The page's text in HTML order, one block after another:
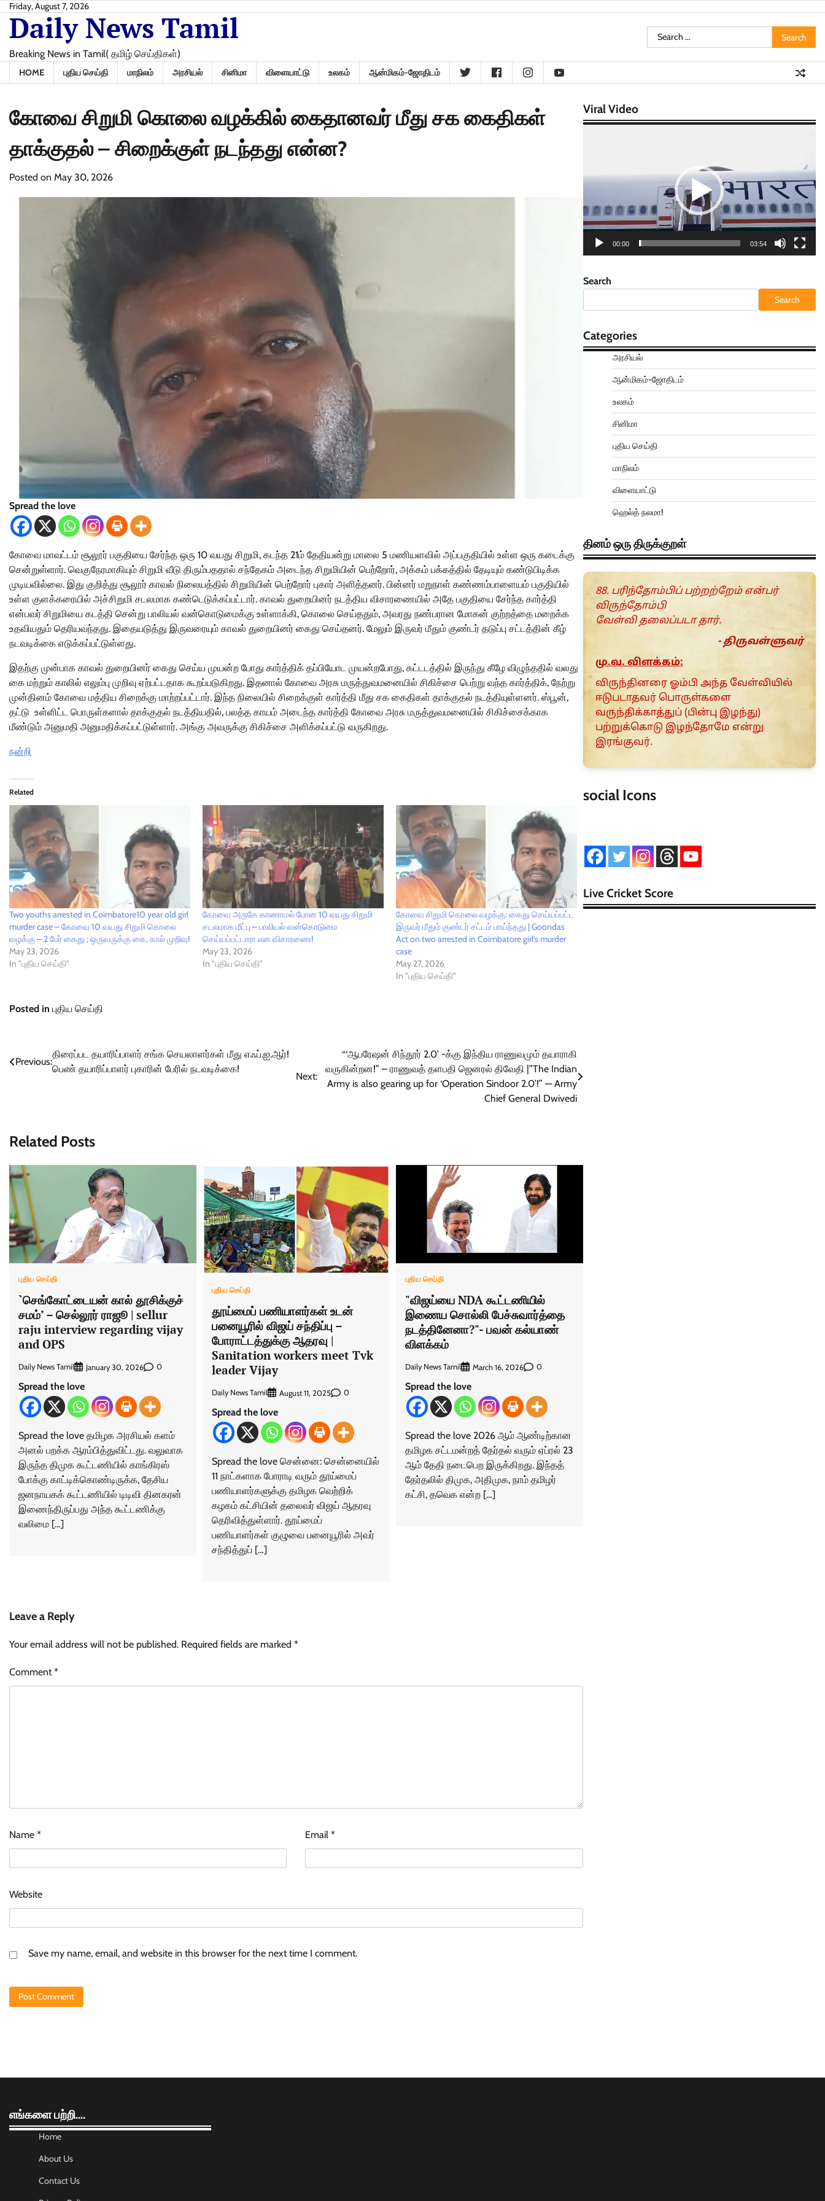
Skip
content
Friday, August 7, 2026
Daily News Tamil
Breaking News in Tamil( தமிழ் செய்திகள்)
Search
for:
HOME புதிய செய்தி மாநிலம் அரசியல் சினிமா விளையாட்டு உலகம் ஆன்மிகம்-ஜோதிடம்
கோவை சிறுமி கொலை வழக்கில் கைதானவர் மீது சக கைதிகள்
தாக்குதல் – சிறைக்குள் நடந்தது என்ன?
Posted on May 30, 2026
Spread the love
கோவை மாவட்டம் சூலூர் பகுதியை சேர்ந்த ஒரு 10 வயது சிறுமி, கடந்த 21ம் தேதியன்று மாலை 5 மணியளவில் அப்பகுதியில் உள்ள ஒரு கடைக்கு
சென்றுள்ளார். வெகுநேரமாகியும் சிறுமி வீடு திரும்பததால் சந்தேகம் அடைந்த சிறுமியின் பெற்றோர், அக்கம் பக்கத்தில் தேடியும் கண்டுபிடிக்க
முடியவில்லை. இது குறித்து சூலூர் காவல் நிலையத்தில் சிறுமியின் பெற்றோர் புகார் அளித்தனர். பின்னர் மறுநாள் கண்ணம்பாளையம் பகுதியில்
உள்ள குளக்கரையில் அச்சிறுமி சடலமாக கண்டெடுக்கப்பட்டார். காவல் துறையினர் நடத்திய விசாரணையில் அதே பகுதியை சேர்ந்த கார்த்தி
என்பவர் சிறுமியை கடத்தி சென்று பாலியல் வன்கொடுமைக்கு உள்ளாக்கி, கொலை செய்ததும், அவரது நண்பரான மோகன் குற்றத்தை மறைக்க
உதவியதும் தெரியவந்தது. இதையடுத்து இருவரையும் காவல் துறையினர் கைது செய்தனர். மேலும் இருவர் மீதும் குண்டர் தடுப்பு சட்டத்தின் கீழ்
நடவடிக்கை எடுக்கப்பட்டுள்ளது.
இதற்கு முன்பாக காவல் துறையினர் கைது செய்ய முயன்ற போது கார்த்திக் தப்பியோட முயன்றபோது, கட்டடத்தில் இருந்து கீழே விழுந்ததில் வலது
கை மற்றும் காலில் எலும்பு முறிவு ஏற்பட்டதாக கூறப்படுகிறது. இதனால் கோவை அரசு மருத்துவமனையில் சிகிச்சை பெற்று வந்த கார்த்திக், நேற்று
முன்தினம் கோவை மத்திய சிறைக்கு மாற்றப்பட்டார். இந்த நிலையில் சிறைக்குள் கார்த்தி மீது சக கைதிகள் தாக்குதல் நடத்தியுள்ளனர். ஸ்பூன்,
தட்டு உள்ளிட்ட பொருள்களால் தாக்குதல் நடத்தியதில், பலத்த காயம் அடைந்த கார்த்தி கோவை அரசு மருத்துவமனையில் சிகிச்சைக்காக
மீண்டும் அனுமதி அனுமதிக்கப்பட்டுள்ளார். அங்கு அவருக்கு சிகிச்சை அளிக்கப்பட்டு வருகிறது.
நன்றி
Related
Two youths arrested in Coimbatore10 year old girl
murder case – கோவை 10 வயது சிறுமி கொலை
வழக்கு – 2 பேர் கைது ; ஒருவருக்கு கை, கால் முறிவு!
May 23, 2026
In "புதிய செய்தி"
கோவை அருகே காணாமல் போன 10 வயது சிறுமி
சடலமாக மீட்பு – பாலியல் வன்கொடுமை
செய்யப்பட்டாரா என விசாரணை!
May 23, 2026
In "புதிய செய்தி"
கோவை சிறுமி கொலை வழக்கு: கைது செய்யப்பட்ட
இருவர் மீதும் குண்டர் சட்டம் பாய்ந்தது | Goondas
Act on two arrested in Coimbatore girl’s murder
case
May 27, 2026
In "புதிய செய்தி"
Posted in புதிய செய்தி
Post
Previous:
திரைப்பட தயாரிப்பாளர் சங்க செயலாளர்கள் மீது எஃப்.ஐ.ஆர்!
பெண் தயாரிப்பாளர் புகாரின் பேரில் நடவடிக்கை!
Next:
“‘ஆபரேஷன் சிந்தூர் 2.0’ -க்கு இந்திய ராணுவமும் தயாராகி
வருகின்றன!” – ராணுவத் தளபதி ஜெனரல் திவேதி |”The Indian
Army is also gearing up for ‘Operation Sindoor 2.0’!” — Army
Chief General Dwivedi
Related Posts
புதிய செய்தி
`செங்கோட்டையன் கால் தூசிக்குச்
சமம்’ – செல்லூர் ராஜூ | sellur
raju interview regarding vijay
and OPS
Daily News Tamil January 30, 2026 0
Spread the love
Spread the love தமிழக அரசியல் களம்
அனல் பறக்க ஆரம்பித்துவிட்டது. வலுவாக
இருந்த திமுக கூட்டணியில் காங்கிரஸ்
போக்கு காட்டிக்கொண்டிருக்க, தேசிய
ஜனநாயகக் கூட்டணியில் டிடிவி தினகரன்
இணைந்திருப்பது அந்த கூட்டணிக்கு
வலிமை […]
புதிய செய்தி
தூய்மைப் பணியாளர்கள் உடன்
பனையூரில் விஜய் சந்திப்பு –
போராட்டத்துக்கு ஆதரவு |
Sanitation workers meet Tvk
leader Vijay
Daily News Tamil August 11, 2025 0
Spread the love
Spread the love சென்னை: சென்னையில்
11 நாட்களாக போராடி வரும் தூய்மைப்
பணியாளர்களுக்கு தமிழக வெற்றிக்
கழகம் கட்சியின் தலைவர் விஜய் ஆதரவு
தெரிவித்துள்ளார். தூய்மைப்
பணியாளர்கள் குழுவை பனையூரில் அவர்
சந்தித்துப் […]
புதிய செய்தி
"விஜய்யை NDA கூட்டணியில்
இணைய சொல்லி பேச்சுவார்த்தை
நடத்தினேனா?"- பவன் கல்யாண்
விளக்கம்
Daily News Tamil March 16, 2026 0
Spread the love
Spread the love 2026 ஆம் ஆண்டிற்கான
தமிழக சட்டமன்றத் தேர்தல் வரும் ஏப்ரல் 23
ஆம் தேதி நடைபெற இருக்கிறது. இந்தத்
தேர்தலில் திமுக, அதிமுக, நாம் தமிழர்
கட்சி, தவெக என்ற […]
Leave a Reply
Your email address will not be published. Required fields are marked *
Comment*
Name * Email*
Website
Save my name, email, and website in this browser for the next time I comment.
Viral Video
00:00 03:54
Search
Search
Categories
அரசியல்
ஆன்மிகம்-ஜோதிடம்
உலகம்
சினிமா
புதிய செய்தி
மாநிலம்
விளையாட்டு
ஹெல்த் நலமா!
தினம் ஒரு திருக்குறள்
88. பரிந்தோம்பிப் பற்றற்றேம் என்பர்
விருந்தோம்பி
வேள்வி தலைப்படா தார்.
- திருவள்ளுவர்
மு.வ. விளக்கம்:
விருந்தினரை ஓம்பி அந்த வேள்வியில்
ஈடுபடாதவர் பொருள்களை
வருந்திக்காத்துப் (பின்பு இழந்து)
பற்றுக்கொடு இழந்தோமே என்று
இரங்குவர்.
social Icons
Live Cricket Score
எங்களை பற்றி….
Home
About Us
Contact Us